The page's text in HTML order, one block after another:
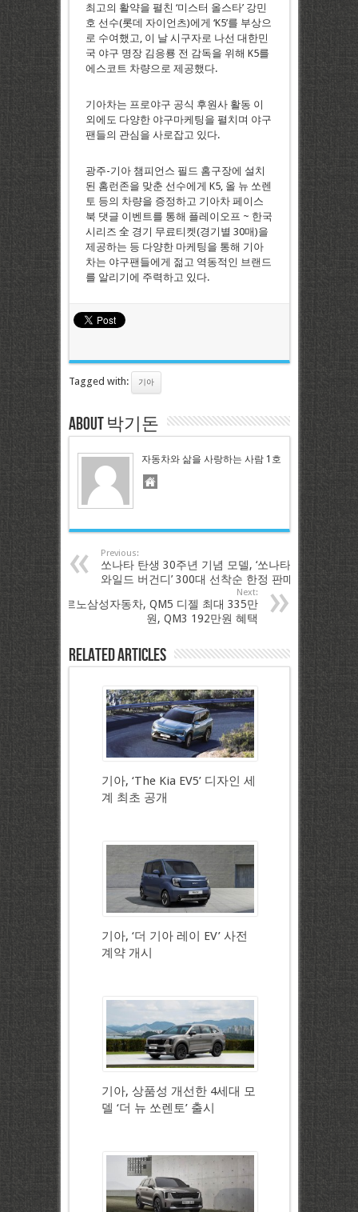
최고의 활약을 펼친 ‘미스터 올스타’ 강민
호 선수(롯데 자이언츠)에게 ‘K5’를 부상으
로 수여했고, 이 날 시구자로 나선 대한민
국 야구 명장 김응룡 전 감독을 위해 K5를
에스코트 차량으로 제공했다.
기아차는 프로야구 공식 후원사 활동 이
외에도 다양한 야구마케팅을 펼치며 야구
팬들의 관심을 사로잡고 있다.
광주-기아 챔피언스 필드 홈구장에 설치
된 홈런존을 맞춘 선수에게 K5, 올 뉴 쏘렌
토 등의 차량을 증정하고 기아차 페이스
북 댓글 이벤트를 통해 플레이오프 ~ 한국
시리즈 全 경기 무료티켓(경기별 30매)을
제공하는 등 다양한 마케팅을 통해 기아
차는 야구팬들에게 젊고 역동적인 브랜드
를 알리기에 주력하고 있다.
Tagged with: 기아
About 박기돈
자동차와 삶을 사랑하는 사람 1호
Previous:
쏘나타 탄생 30주년 기념 모델, ‘쏘나타
와일드 버건디’ 300대 선착순 한정 판매
Next:
르노삼성자동차, QM5 디젤 최대 335만
원, QM3 192만원 혜택
Related Articles
기아, ‘The Kia EV5’ 디자인 세
계 최초 공개
기아, ‘더 기아 레이 EV’ 사전
계약 개시
기아, 상품성 개선한 4세대 모
델 ‘더 뉴 쏘렌토’ 출시